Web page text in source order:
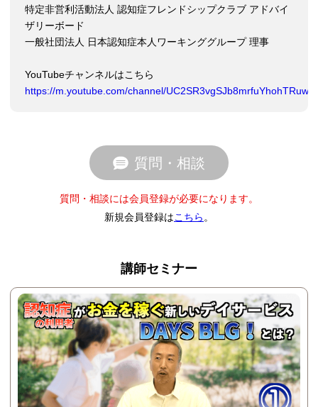
特定非営利活動法人 認知症フレンドシップクラブ アドバイ
ザリーボード
一般社団法人 日本認知症本人ワーキンググループ 理事
YouTubeチャンネルはこちら
https://m.youtube.com/channel/UC2SR3vgSJb8mrfuYhohTRuw/
質問・相談
質問・相談には会員登録が必要になります。
新規会員登録はこちら 。
講師セミナー